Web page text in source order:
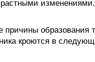
изменениями.
причины образования
кроются в